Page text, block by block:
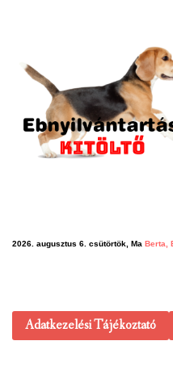
2026. augusztus 6. csütörtök, Ma Berta,
Adatkezelési Tájékoztató